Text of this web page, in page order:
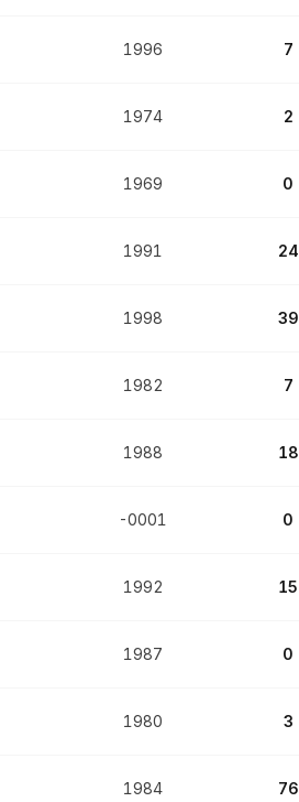
1996 7
1974 2
1969 0
1991 24
1998 39
1982 7
1988 18
-0001 0
1992 15
1987 0
1980 3
1984 76